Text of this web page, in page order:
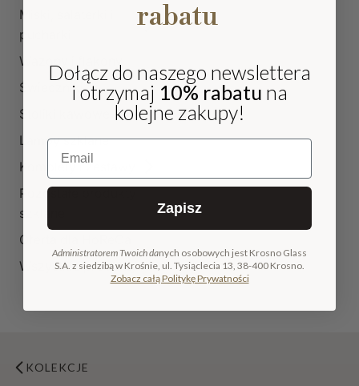
Miski, salaterki i
pucharki
Wazony i flakony
Świeczniki
Stoliki kawowe szklane
Lampy szklane
Komplety i zestawy
Pozostałe produkty
szklane
Oferta dla HoReCa
Wszystkie produkty
KOLEKCJE
rabatu
Dołącz do naszego newslettera
i otrzymaj 10% rabatu na
kolejne zakupy!
Email
Zapisz
Administratorem Twoich danych osobowych jest Krosno Glass
S.A. z siedzibą w Krośnie, ul. Tysiąclecia 13, 38-400 Krosno.
Zobacz całą Politykę Prywatności